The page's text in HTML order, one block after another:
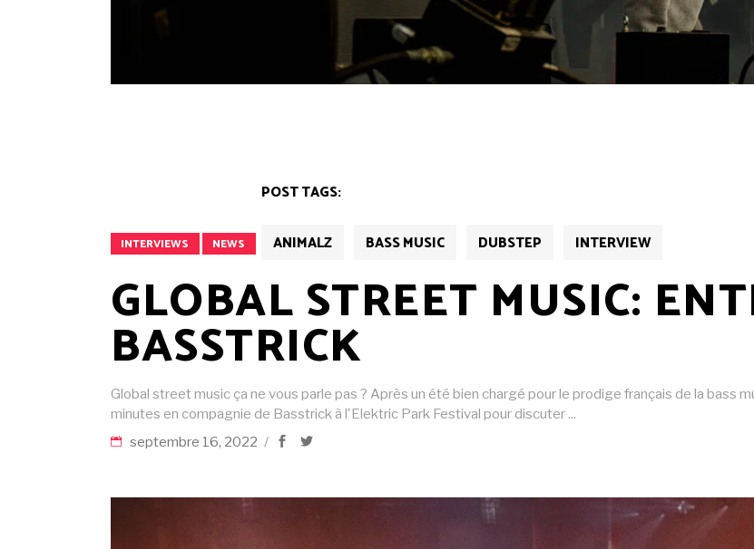
INTERVIEWS NEWS
POST TAGS:
ANIMALZ BASS MUSIC DUBSTEP INTERVIEW
GLOBAL STREET MUSIC:
BASSTRICK
Global street music ça ne vous parle pas ? Après un été bien chargé pour le prodige français de la bass
minutes en compagnie de Basstrick à l'Elektric Park Festival pour discuter
septembre 16, 2022